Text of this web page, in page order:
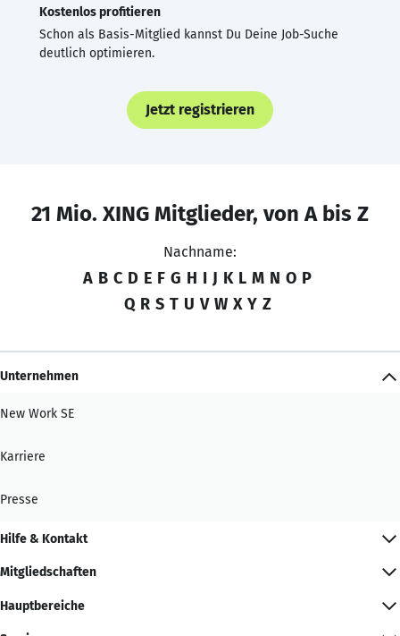
Kostenlos profitieren
Schon als Basis-Mitglied kannst Du Deine Job-Suche
deutlich optimieren.
Jetzt registrieren
21 Mio. XING Mitglieder, von A bis Z
Nachname:
A B C D E F G H I J K L M N O P
Q R S T U V W X Y Z
Unternehmen
New Work SE
Karriere
Presse
Hilfe & Kontakt
Mitgliedschaften
Hauptbereiche